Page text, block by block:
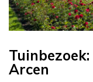
Arcen